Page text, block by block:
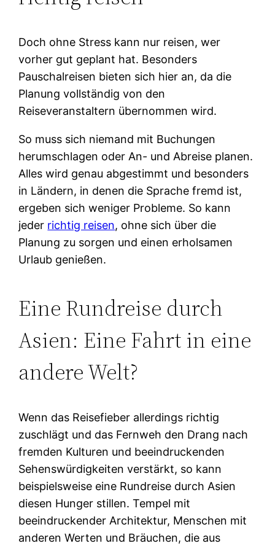
Doch ohne Stress kann nur reisen, wer
vorher gut geplant hat. Besonders
Pauschalreisen bieten sich hier an, da die
Planung vollständig von den
Reiseveranstaltern übernommen wird.
So muss sich niemand mit Buchungen
herumschlagen oder An- und Abreise planen.
Alles wird genau abgestimmt und besonders
in Ländern, in denen die Sprache fremd ist,
ergeben sich weniger Probleme. So kann
jeder richtig reisen, ohne sich über die
Planung zu sorgen und einen erholsamen
Urlaub genießen.
Eine Rundreise durch
Asien: Eine Fahrt in eine
andere Welt?
Wenn das Reisefieber allerdings richtig
zuschlägt und das Fernweh den Drang nach
fremden Kulturen und beeindruckenden
Sehenswürdigkeiten verstärkt, so kann
beispielsweise eine Rundreise durch Asien
diesen Hunger stillen. Tempel mit
beeindruckender Architektur, Menschen mit
anderen Werten und Bräuchen, die aus